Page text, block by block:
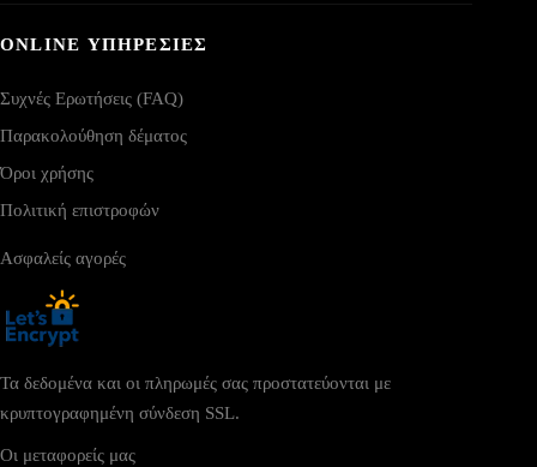
ONLINE ΥΠΗΡΕΣΙΕΣ
Συχνές Ερωτήσεις (FAQ)
Παρακολούθηση δέματος
Όροι χρήσης
Πολιτική επιστροφών
Ασφαλείς αγορές
Τα δεδομένα και οι πληρωμές σας προστατεύονται με
κρυπτογραφημένη σύνδεση SSL.
Οι μεταφορείς μας